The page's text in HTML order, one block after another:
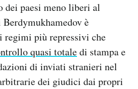
dei paesi meno liberi al
è
regimi più repressivi che
quasi totaledi stampa e
di inviati stranieri nel
dei giudici dai propri